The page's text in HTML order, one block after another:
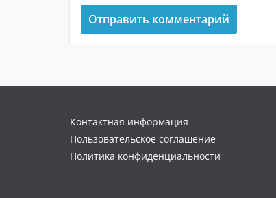
Контактная информация
Пользовательское соглашение
Политика конфиденциальности